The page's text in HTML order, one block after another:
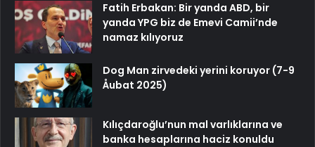
Fatih Erbakan: Bir yanda ABD, bir
yanda YPG biz de Emevi Camii’nde
namaz kılıyoruz
Dog Man zirvedeki yerini koruyor (7-9
Åubat 2025)
Kılıçdaroğlu’nun mal varlıklarına ve
banka hesaplarına haciz konuldu